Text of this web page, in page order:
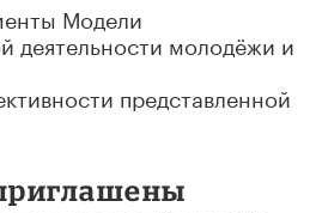
Модели
деятельности молодёжи и
представленной